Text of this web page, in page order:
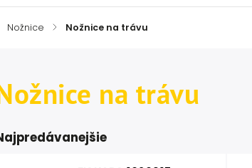
Nožnice / Nožnice na trávu
na trávu